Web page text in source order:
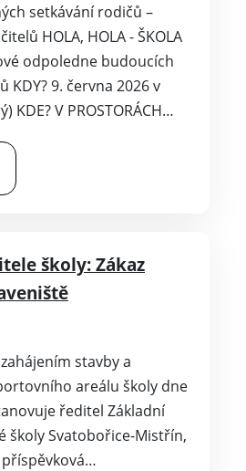
setkávání rodičů –
HOLA, HOLA - ŠKOLA
odpoledne budoucích
KDY? 9. června 2026 v
KDE? V PROSTORÁCH…
školy: Zákaz
stavby a
areálu školy dne
ředitel Základní
školy Svatobořice-Mistřín,